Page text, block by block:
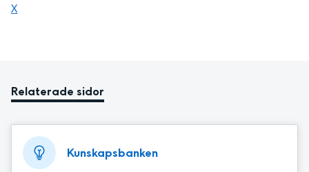
Dela sidan på
X
Relaterade sidor
Kunskapsbanken